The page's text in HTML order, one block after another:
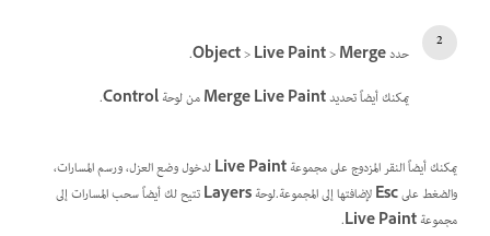
حدد Object>Live Paint>Merge
.
يمكنك أيضاً تحديدMerge Live Paintمن لوحةControl
.
يمكنك أيضاً النقر المزدوج على مجموعةLive Paintلدخول وضع العزل، ورسم المسارات،
والضغط علىEscلإضافتها إلى المجموعة.لوحةLayersتتيح لك أيضاً سحب المسارات إلى
مجموعةLive Paint
.